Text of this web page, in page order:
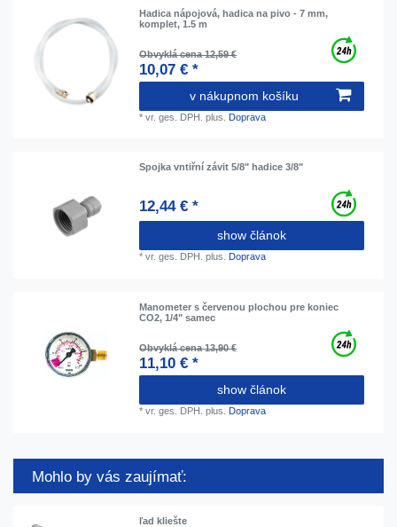
Hadica nápojová, hadica na pivo - 7 mm,
komplet, 1.5 m
Obvyklá cena 12,59 €
10,07 € *
v nákupnom košíku
*vr. ges. DPH. plus. Doprava
Spojka vntiřní závit 5/8" hadice 3/8"
12,44 € *
show článok
*vr. ges. DPH. plus. Doprava
Manometer s červenou plochou pre koniec
CO2, 1/4" samec
Obvyklá cena 13,90 €
11,10 € *
show článok
*vr. ges. DPH. plus. Doprava
Mohlo by vás zaujímať:
ľad kliešte